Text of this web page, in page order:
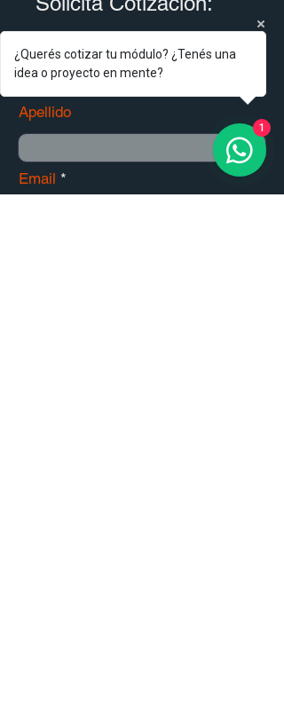
Nombre
Apellido
Email
¿Querés cotizar tu módulo? ¿Tenés una
idea o proyecto en mente?
1